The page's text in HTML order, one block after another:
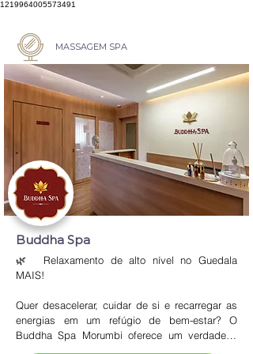
1219964005573491
MASSAGEM SPA
Buddha Spa
🌿  Relaxamento de alto nível no Guedala
MAIS!
Quer desacelerar, cuidar de si e recarregar as
energias em um refúgio de bem-estar? O
Buddha Spa Morumbi oferece um verdadeiro